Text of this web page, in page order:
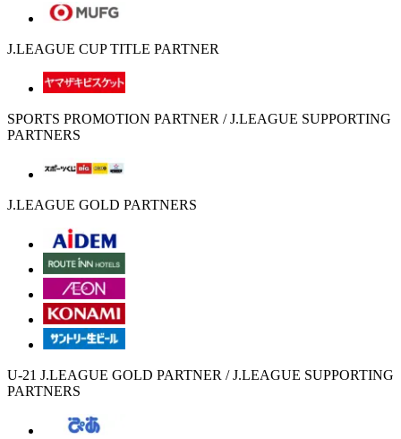
J.LEAGUE CUP TITLE PARTNER
SPORTS PROMOTION PARTNER / J.LEAGUE SUPPORTING
PARTNERS
J.LEAGUE GOLD PARTNERS
U-21 J.LEAGUE GOLD PARTNER / J.LEAGUE SUPPORTING
PARTNERS